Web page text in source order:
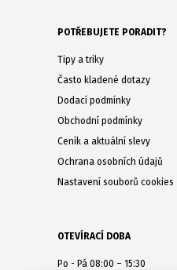
POTŘEBUJETE PORADIT?
Tipy a triky
Často kladené dotazy
Dodací podmínky
Obchodní podmínky
Ceník a aktuální slevy
Ochrana osobních údajů
Nastavení souborů cookies
OTEVÍRACÍ DOBA
Po - Pá 08:00 – 15:30